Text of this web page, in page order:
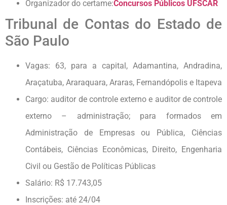
Organizador do certame:Concursos Públicos UFSCAR
Tribunal de Contas do Estado de
São Paulo
Vagas: 63, para a capital, Adamantina, Andradina,
Araçatuba, Araraquara, Araras, Fernandópolis e Itapeva
Cargo: auditor de controle externo e auditor de controle
externo – administração; para formados em
Administração de Empresas ou Pública, Ciências
Contábeis, Ciências Econômicas, Direito, Engenharia
Civil ou Gestão de Políticas Públicas
Salário: R$ 17.743,05
Inscrições: até 24/04